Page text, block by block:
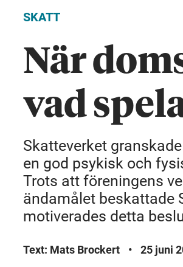
SKATT
När
vad
Skatteverket
en god psykisk och
Trots att föreningens
ändamålet beskattade
motiverades detta
Text: Mats Brockert • 25 juni